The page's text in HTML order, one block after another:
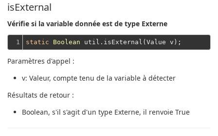
isExternal
Vérifie si la variable donnée est de type Externe
1 static Boolean
Paramètres d'appel :
v: Valeur, compte tenu de la variable à détecter
Résultats de retour :
Boolean, s'il s'agit d'un type Externe, il renvoie True